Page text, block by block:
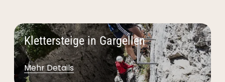
Klettersteige in Gargellen
Mehr Details